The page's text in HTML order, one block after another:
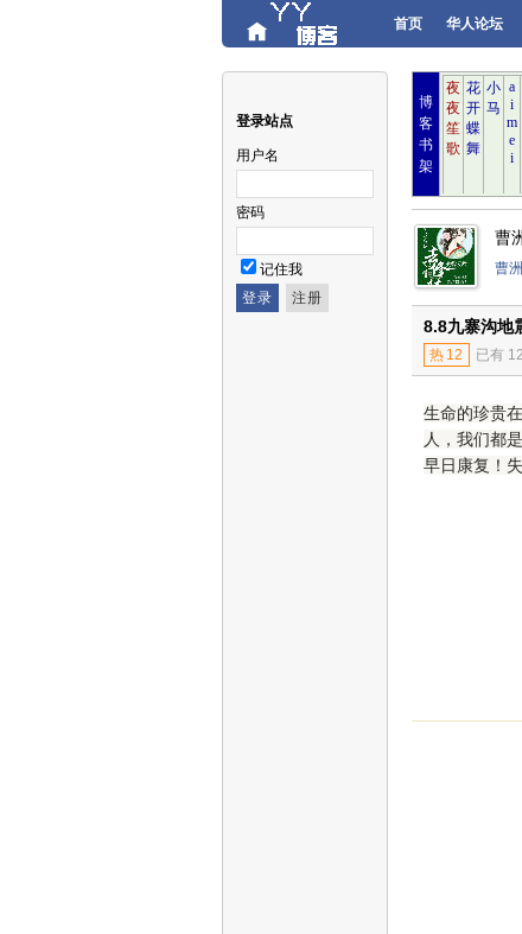
首页 华人论坛
登录站点
用户名
密码
记住我
博
客
书
架
曹
曹
8.8九寨沟地
热 12 已有
生命的珍贵
人，我们都
早日康复！